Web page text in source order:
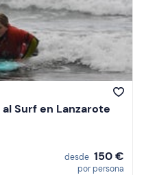
Surf en Lanzarote
desde 150 €
por persona